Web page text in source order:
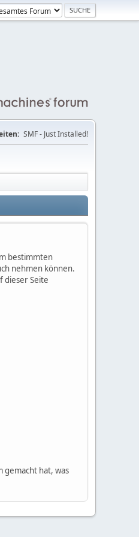
SMF - Just Installed!
bestimmten
nehmen können.
dieser Seite
gemacht hat, was